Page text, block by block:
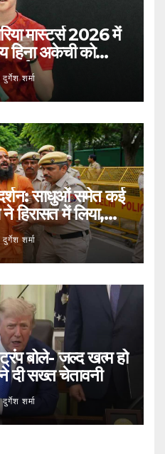
मास्टर्स 2026 में
हिना अकेची को
जगह
दुर्गेश शर्मा
साधुओं समेत कई
हिरासत में लिया,
दुर्गेश शर्मा
बोले- जल्द खत्म हो
दी सख्त चेतावनी
दुर्गेश शर्मा